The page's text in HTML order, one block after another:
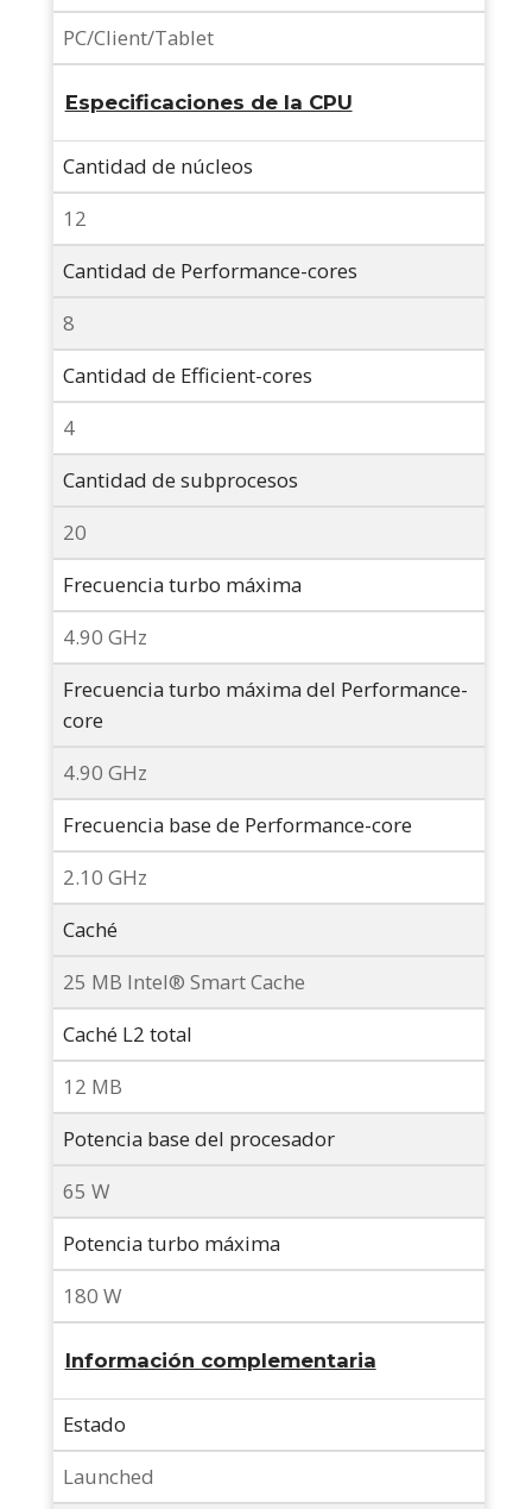
PC/Client/Tablet
Especificaciones de la CPU
Cantidad de núcleos
12
Cantidad de Performance-cores
8
Cantidad de Efficient-cores
4
Cantidad de subprocesos
20
Frecuencia turbo máxima
4.90 GHz
Frecuencia turbo máxima del Performance-
core
4.90 GHz
Frecuencia base de Performance-core
2.10 GHz
Caché
25 MB Intel® Smart Cache
Caché L2 total
12 MB
Potencia base del procesador
65 W
Potencia turbo máxima
180 W
Información complementaria
Estado
Launched